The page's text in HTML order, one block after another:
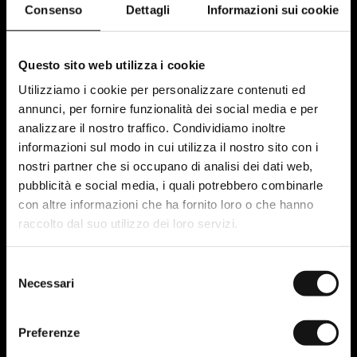
Consenso Dettagli Informazioni sui cookie
Questo sito web utilizza i cookie
Utilizziamo i cookie per personalizzare contenuti ed
annunci, per fornire funzionalità dei social media e per
analizzare il nostro traffico. Condividiamo inoltre
informazioni sul modo in cui utilizza il nostro sito con i
nostri partner che si occupano di analisi dei dati web,
pubblicità e social media, i quali potrebbero combinarle
con altre informazioni che ha fornito loro o che hanno
raccolto dal suo utilizzo dei loro servizi.
delNecessari
Preferenze
Strategia Marketing
Come usare agent AI per ridurre attività
Strategia Marketing
E-commerce B2B e WhatsApp: come
aumentare il CTR e convertire di più
Social Media
E-commerce B2B su Shopify: quando
funziona davvero (e quando no)
E-commerce
Quale piano HubSpot CRM scegliere per una
startup in crescita